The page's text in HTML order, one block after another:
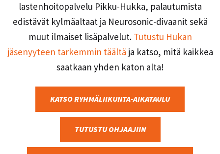
lastenhoitopalvelu Pikku-Hukka, palautumista
edistävät kylmäaltaat ja Neurosonic-divaanit sekä
muut ilmaiset lisäpalvelut. Tutustu Hukan
jäsenyyteen tarkemmin täältä ja katso, mitä kaikkea
saatkaan yhden katon alta!
KATSO RYHMÄLIIKUNTA-AIKATAULU
TUTUSTU OHJAAJIIN